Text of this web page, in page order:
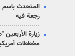
المتحدث باسم
رجعة فيه
زيارة
مخططات